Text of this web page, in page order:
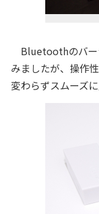
Bluetoothのバー
みましたが、操作
変わらずスムーズ